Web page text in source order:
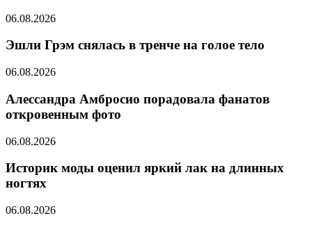
06.08.2026
Эшли Грэм снялась в тренче на голое тело
06.08.2026
Алессандра Амбросио порадовала фанатов
откровенным фото
06.08.2026
Историк моды оценил яркий лак на длинных
ногтях
06.08.2026